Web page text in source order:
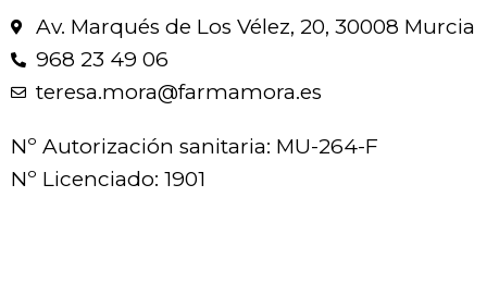
Av. Marqués de Los Vélez, 20, 30008 Murcia
968 23 49 06
teresa.mora@farmamora.es
Nº Autorización sanitaria: MU-264-F
Nº Licenciado: 1901